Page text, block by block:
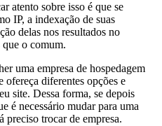
atento sobre isso é que se
IP, a indexação de suas
delas nos resultados no
o comum.
uma empresa de hospedagem
ofereça diferentes opções e
site. Dessa forma, se depois
é necessário mudar para uma
preciso trocar de empresa.